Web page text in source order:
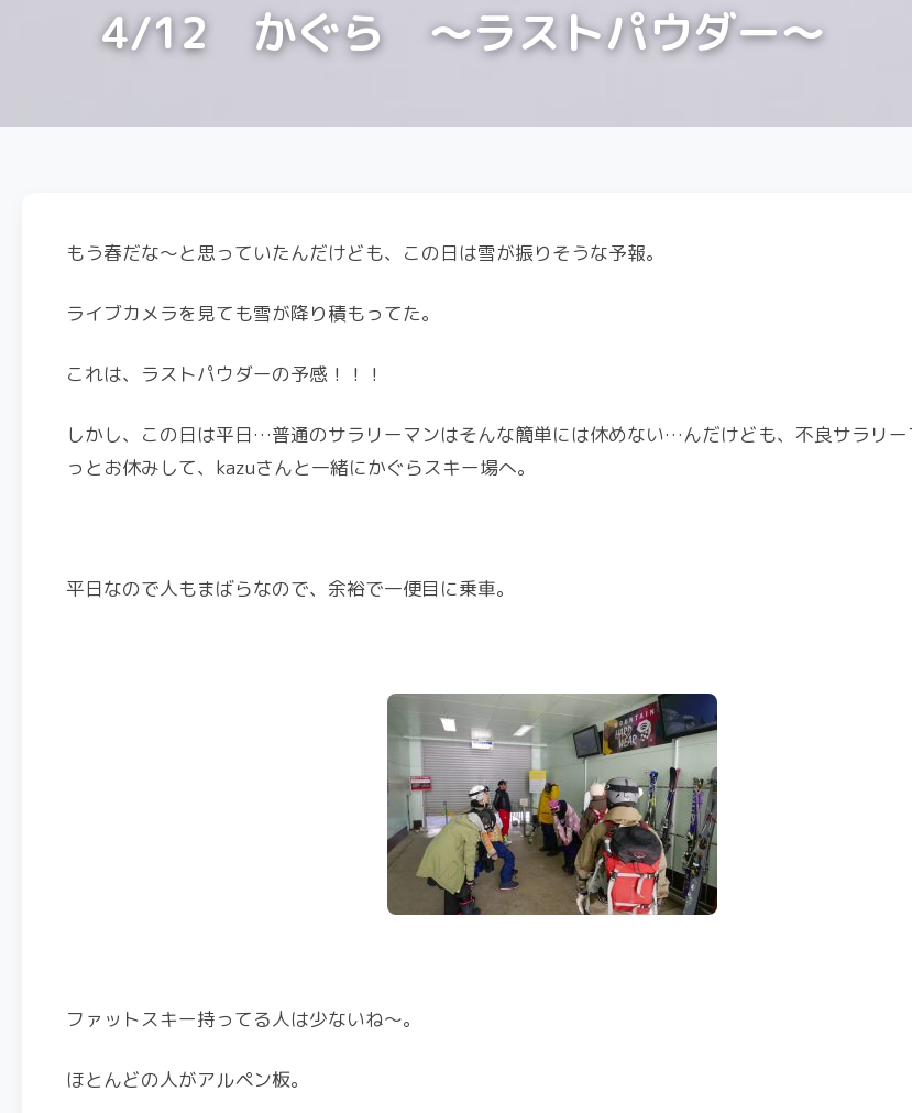
4/12 かぐら ～ラストパウダー～
もう春だな～と思っていたんだけども、この日は雪が振りそうな予報。
ライブカメラを見ても雪が降り積もってた。
これは、ラストパウダーの予感！！！
しかし、この日は平日…普通のサラリーマンはそんな簡単には休めない…んだけども、不良サラリー
っとお休みして、kazuさんと一緒にかぐらスキー場へ。
平日なので人もまばらなので、余裕で一便目に乗車。
ファットスキー持ってる人は少ないね～。
ほとんどの人がアルペン板。